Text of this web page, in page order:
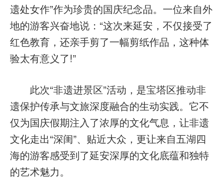
遗处女作”作为珍贵的国庆纪念品。一位来自外
地的游客兴奋地说：“这次来延安，不仅接受了
红色教育，还亲手剪了一幅剪纸作品，这种体
验太有意义了!”
此次“非遗进景区”活动，是宝塔区推动非
遗保护传承与文旅深度融合的生动实践。它不
仅为国庆假期注入了浓厚的文化气息，让非遗
文化走出“深闺”、贴近大众，更让来自五湖四
海的游客感受到了延安深厚的文化底蕴和独特
的艺术魅力。